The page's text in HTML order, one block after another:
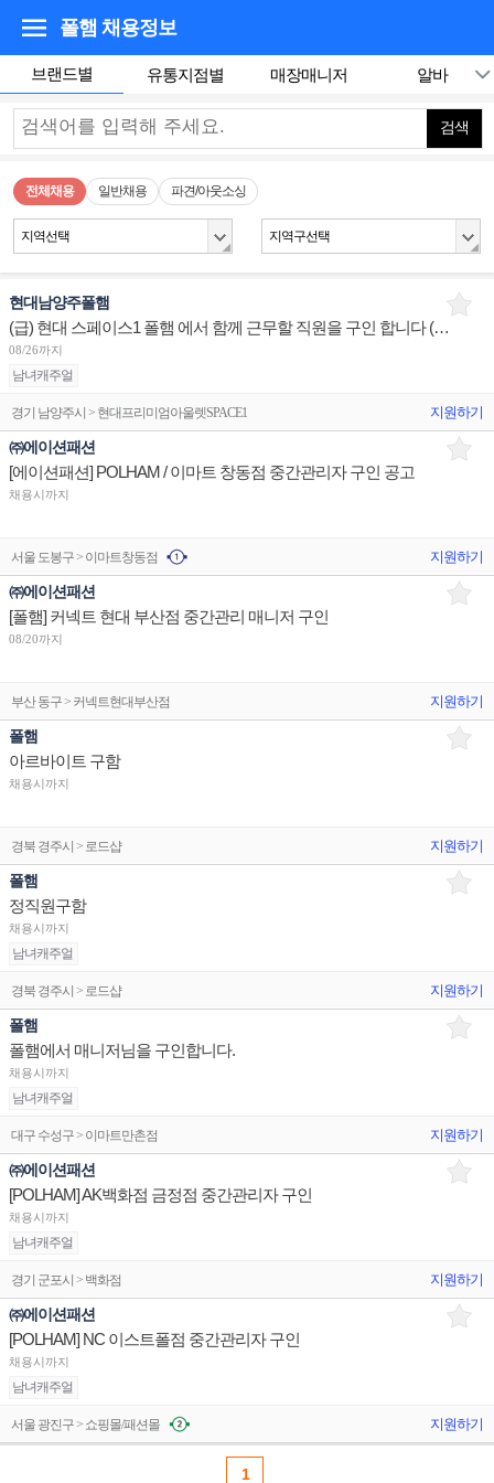
폴햄 채용정보
브랜드별 유통지점별 매장매니저 알바
검색
전체채용 일반채용 파견/아웃소싱
지역선택 지역구선택
현대남양주폴햄
(급) 현대 스페이스1 폴햄 에서 함께 근무할 직원을 구인 합니다 ( 주5일 280만원 )
08/26까지
남녀캐주얼
경기 남양주시 > 현대프리미엄아울렛SPACE1 지원하기
㈜에이션패션
[에이션패션] POLHAM / 이마트 창동점 중간관리자 구인 공고
채용시까지
서울 도봉구 > 이마트창동점 지원하기
㈜에이션패션
[폴햄] 커넥트 현대 부산점 중간관리 매니저 구인
08/20까지
부산 동구 > 커넥트현대부산점 지원하기
폴햄
아르바이트 구함
채용시까지
경북 경주시 > 로드샵 지원하기
폴햄
정직원구함
채용시까지
남녀캐주얼
경북 경주시 > 로드샵 지원하기
폴햄
폴햄에서 매니저님을 구인합니다.
채용시까지
남녀캐주얼
대구 수성구 > 이마트만촌점 지원하기
㈜에이션패션
[POLHAM] AK백화점 금정점 중간관리자 구인
채용시까지
남녀캐주얼
경기 군포시 > 백화점 지원하기
㈜에이션패션
[POLHAM] NC 이스트폴점 중간관리자 구인
채용시까지
남녀캐주얼
서울 광진구 > 쇼핑몰/패션몰 지원하기
1